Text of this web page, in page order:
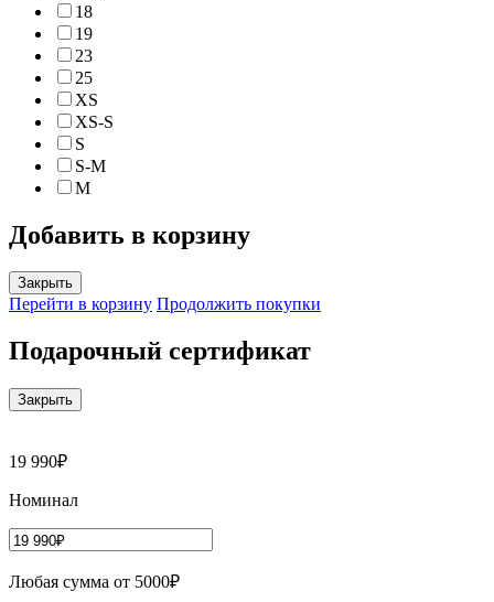
18
19
23
25
XS
XS-S
S
S-M
M
Добавить в корзину
Закрыть
Перейти в корзину Продолжить покупки
Подарочный сертификат
Закрыть
19 990₽
Номинал
Любая сумма от 5000₽